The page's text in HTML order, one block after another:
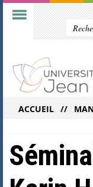
ACCUEIL